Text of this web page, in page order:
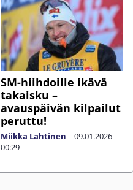
SM-hiihdoille ikävä
takaisku –
avauspäivän kilpailut
peruttu!
Miikka Lahtinen | 09.01.2026
00:29